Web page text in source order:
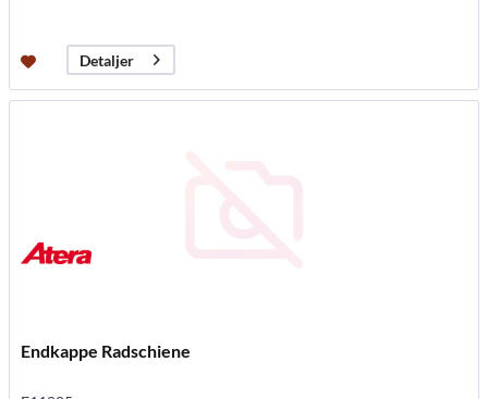
Detaljer
Endkappe Radschiene